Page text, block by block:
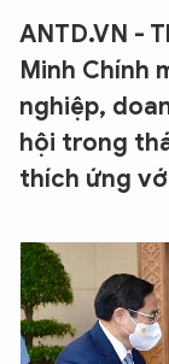
ANTD.VN -
Minh Chính
nghiệp,
hội trong
thích ứng